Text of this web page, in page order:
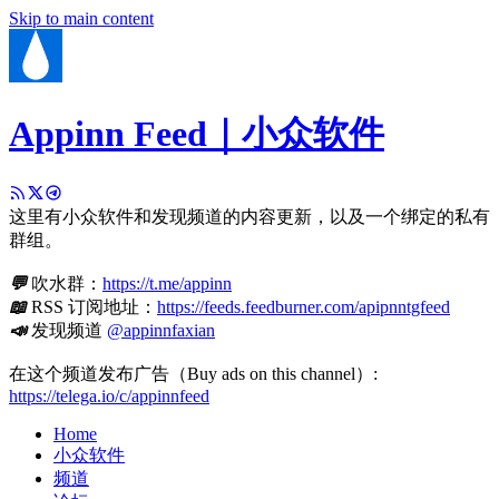
Skip to main content
Appinn Feed｜小众软件
这里有小众软件和发现频道的内容更新，以及一个绑定的私有
群组。
💬吹水群： https://t.me/appinn
📖RSS 订阅地址： https://feeds.feedburner.com/apipnntgfeed
📣发现频道 @appinnfaxian
在这个频道发布广告（Buy ads on this channel）:
https://telega.io/c/appinnfeed
Home
小众软件
频道